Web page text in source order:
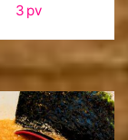
3 pv